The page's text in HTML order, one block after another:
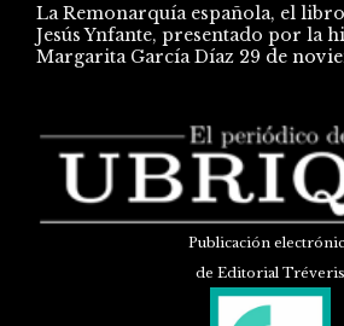
La Remonarquía española, el
Jesús Ynfante, presentado por la
Margarita García Díaz 29 de
Publicación
de Editorial Tréveris